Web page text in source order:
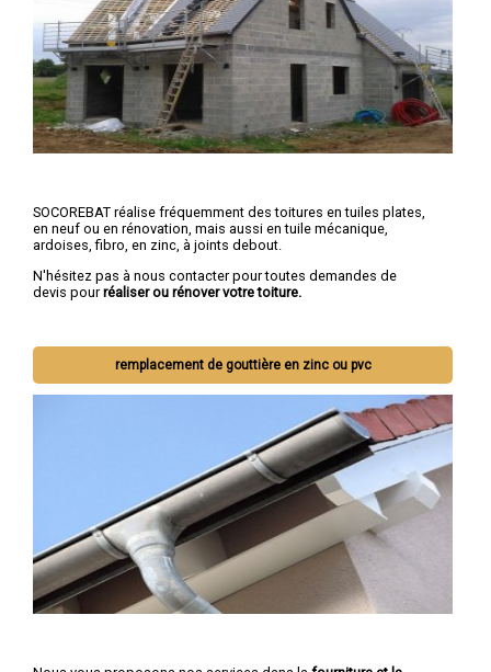
SOCOREBAT réalise fréquemment des toitures en tuiles plates,
en neuf ou en rénovation, mais aussi en tuile mécanique,
ardoises, fibro, en zinc, à joints debout.
N'hésitez pas à nous contacter pour toutes demandes de
devis pourréaliser ou rénover votre toiture.
remplacement de gouttière en zinc ou pvc